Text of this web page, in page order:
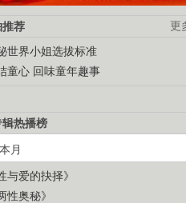
更
推荐
世界小姐选拔标准
童心 回味童年趣事
热播榜
本月
与爱的抉择》
性奥秘》